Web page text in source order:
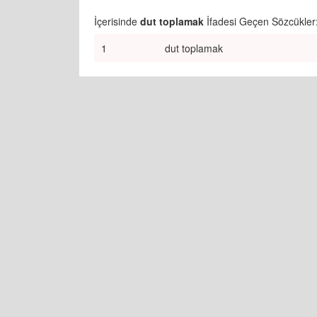
İçerisinde dut toplamak İfadesi Geçen Sözcükler:
1
dut toplamak